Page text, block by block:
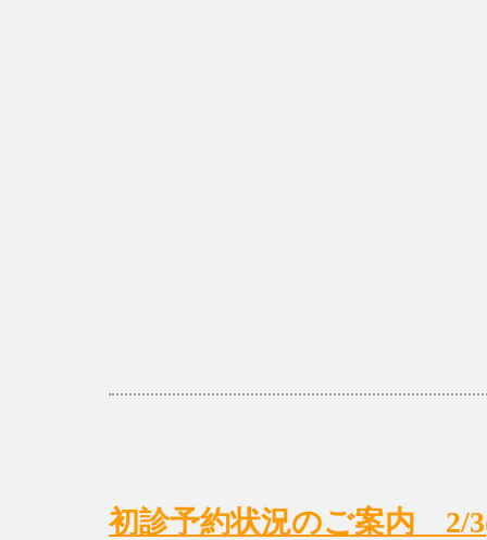
初診予約状況のご案内 2/